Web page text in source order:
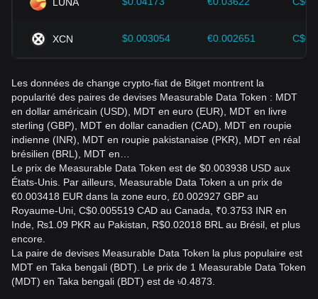
Measurable Data Token et adapter leurs stratégies
XCN $0.003054 €0.002651
Les données de change crypto-fiat de Bitget montrent la
popularité des paires de devises Measurable Data Token : MDT
en dollar américain (USD), MDT en euro (EUR), MDT en livre
sterling (GBP), MDT en dollar canadien (CAD), MDT en roupie
indienne (INR), MDT en roupie pakistanaise (PKR), MDT en réal
brésilien (BRL), MDT en…
Le prix de Measurable Data Token est de $0.003938 USD aux
États-Unis. Par ailleurs, Measurable Data Token a un prix de
€0.003418 EUR dans la zone euro, £0.002927 GBP au
Royaume-Uni, C$0.005519 CAD au Canada, ₹0.3753 INR en
Inde, ₨1.09 PKR au Pakistan, R$0.02018 BRL au Brésil, et plus
encore.
La paire de devises Measurable Data Token la plus populaire est
MDT en Taka bengali (BDT). Le prix de 1 Measurable Data Token
(MDT) en Taka bengali (BDT) est de ৳0.4873.